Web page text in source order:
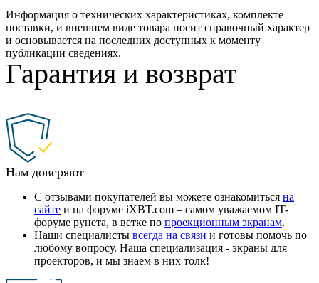
Информация о технических характеристиках, комплекте
поставки, и внешнем виде товара носит справочный характер
и основывается на последних доступных к моменту
публикации сведениях.
Гарантия и возврат
Нам доверяют
С отзывами покупателей вы можете ознакомиться на
сайте и на форуме iXBT.com – самом уважаемом IT-
форуме рунета, в ветке по проекционным экранам.
Наши специалисты всегда на связи и готовы помочь по
любому вопросу. Наша специализация - экраны для
проекторов, и мы знаем в них толк!